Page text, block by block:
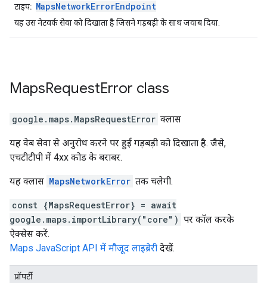
टाइप: MapsNetworkErrorEndpoint
यह उस नेटवर्क सेवा को दिखाता है जिसने गड़बड़ी के साथ जवाब दिया.
MapsRequestError class
google.maps. MapsRequestError क्लास
यह वेब सेवा से अनुरोध करने पर हुई गड़बड़ी को दिखाता है. जैसे,
एचटीटीपी में 4xx कोड के बराबर.
यह क्लास MapsNetworkError तक चलेगी.
const {MapsRequestError} = await
google.maps.importLibrary("core") पर कॉल करके
ऐक्सेस करें.
Maps JavaScript API में मौजूद लाइब्रेरी देखें.
प्रॉपर्टी